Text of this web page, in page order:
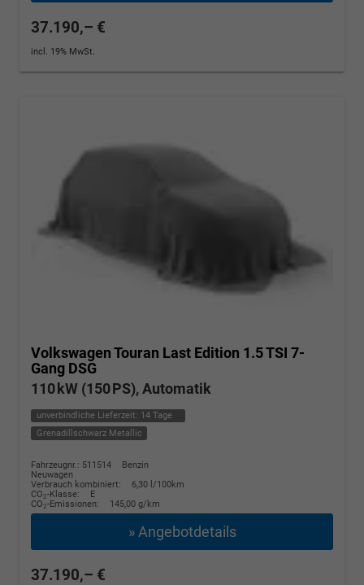
37.190,– €
incl. 19% MwSt.
Volkswagen Touran Last Edition 1.5 TSI 7-
Gang DSG
110 kW (150 PS), Automatik
unverbindliche Lieferzeit: 14 Tage
Grenadillschwarz Metallic
Fahrzeugnr.: 511514
Benzin
Neuwagen
Verbrauch kombiniert:
6,30 l/100km
CO2-Klasse:
E
CO2-Emissionen: 145,00 g/km
» Angebotdetails
37.190,– €